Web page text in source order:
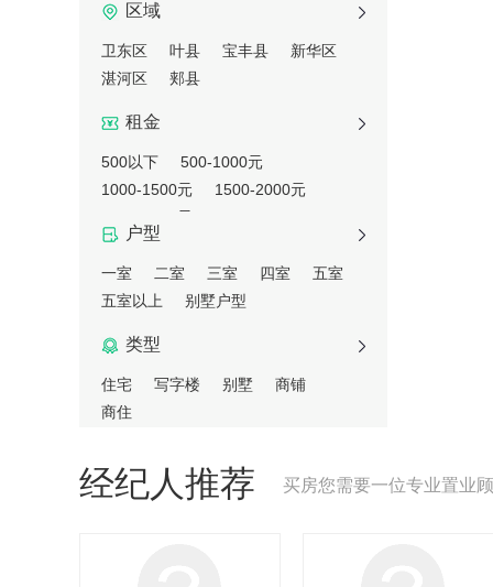
区域
卫东区 叶县 宝丰县
新华区
湛河区
郏县
租金
500以下
500-1000元
1000-1500元
1500-2000元
2000-3000元
户型
一室 二室 三室 四室
五室
五室以上
别墅户型
类型
住宅 写字楼 别墅
商铺
商住
经纪人推荐 买房您需要一位专业置业